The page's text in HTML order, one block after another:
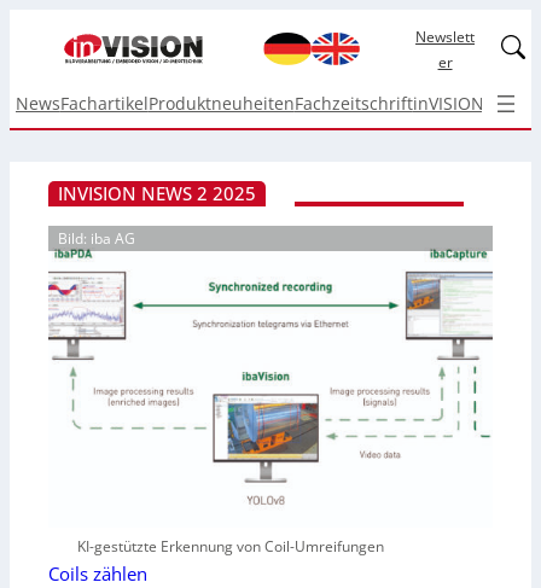
Newslett
er
NewsFachartikelProduktneuheitenFachzeitschriftinVISION Top
INVISION NEWS 2 2025
Bild: iba AG
KI-gestützte Erkennung von Coil-Umreifungen
Coils zählen